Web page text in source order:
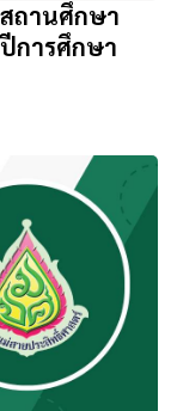
ถานศึกษา
ปีการศึกษา